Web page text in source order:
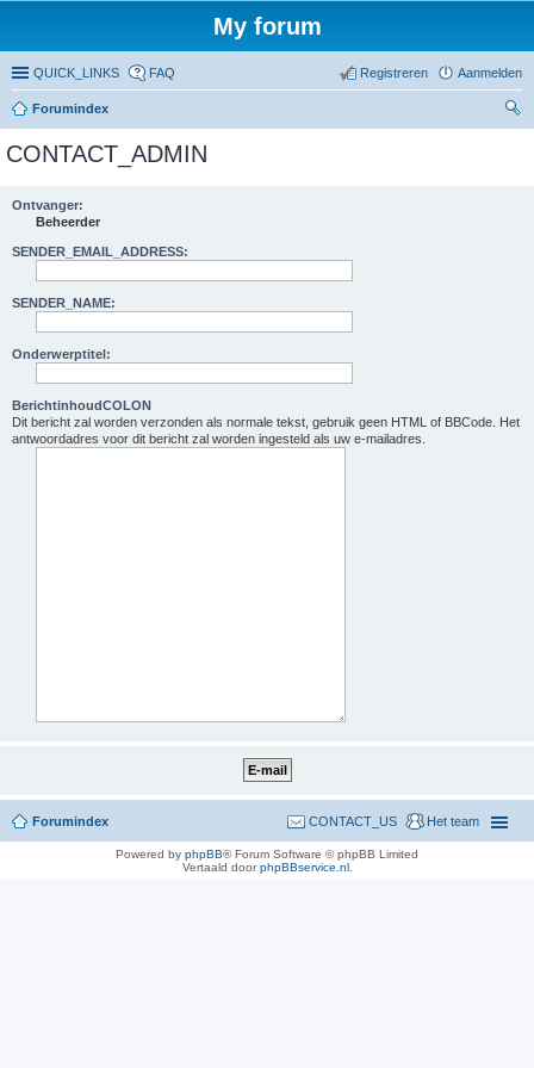
My forum
QUICK_LINKS FAQ Aanmelden
Registreren
Forumindex
CONTACT_ADMIN
Ontvanger:
Beheerder
SENDER_EMAIL_ADDRESS:
SENDER_NAME:
Onderwerptitel:
BerichtinhoudCOLON
Dit bericht zal worden verzonden als normale tekst, gebruik geen HTML of BBCode. Het
antwoordadres voor dit bericht zal worden ingesteld als uw e-mailadres.
Forumindex Het team
CONTACT_US
Powered by phpBB® Forum Software © phpBB Limited
Vertaald doorphpBBservice.nl.